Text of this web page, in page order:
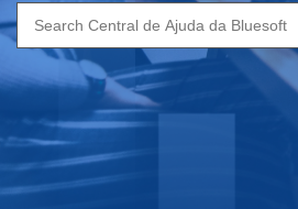
Search
for: